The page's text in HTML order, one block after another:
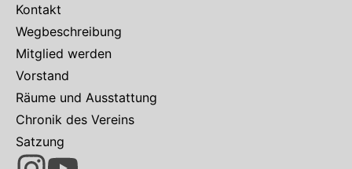
Kontakt
Wegbeschreibung
Mitglied werden
Vorstand
Räume und Ausstattung
Chronik des Vereins
Satzung